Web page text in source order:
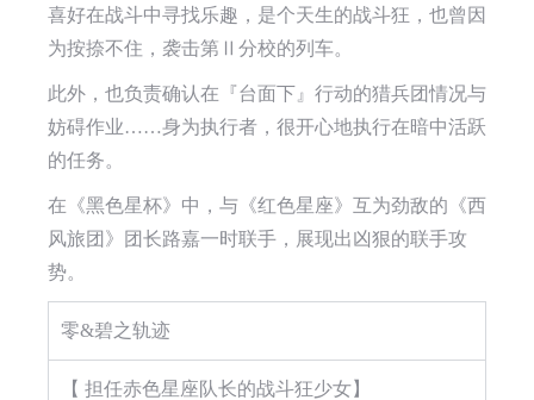
喜好在战斗中寻找乐趣，是个天生的战斗狂，也曾因
为按捺不住，袭击第Ⅱ分校的列车。
此外，也负责确认在『台面下』行动的猎兵团情况与
妨碍作业……身为执行者，很开心地执行在暗中活跃
的任务。
在《黑色星杯》中，与《红色星座》互为劲敌的《西
风旅团》团长路嘉一时联手，展现出凶狠的联手攻
势。
零&碧之轨迹
【 担任赤色星座队长的战斗狂少女】